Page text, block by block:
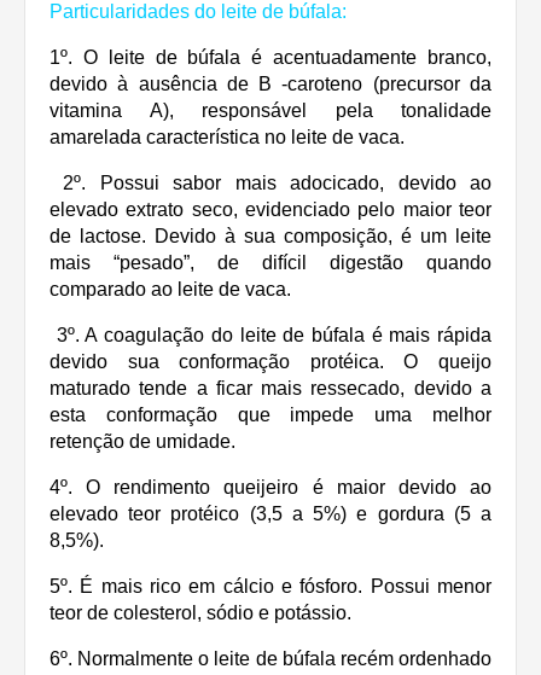
Particularidades do leite de búfala:
1º. O leite de búfala é acentuadamente branco,
devido à ausência de B -caroteno (precursor da
vitamina A), responsável pela tonalidade
amarelada característica no leite de vaca.
2º. Possui sabor mais adocicado, devido ao
elevado extrato seco, evidenciado pelo maior teor
de lactose. Devido à sua composição, é um leite
mais “pesado”, de difícil digestão quando
comparado ao leite de vaca.
3º. A coagulação do leite de búfala é mais rápida
devido sua conformação protéica. O queijo
maturado tende a ficar mais ressecado, devido a
esta conformação que impede uma melhor
retenção de umidade.
4º. O rendimento queijeiro é maior devido ao
elevado teor protéico (3,5 a 5%) e gordura (5 a
8,5%).
5º. É mais rico em cálcio e fósforo. Possui menor
teor de colesterol, sódio e potássio.
6º. Normalmente o leite de búfala recém ordenhado